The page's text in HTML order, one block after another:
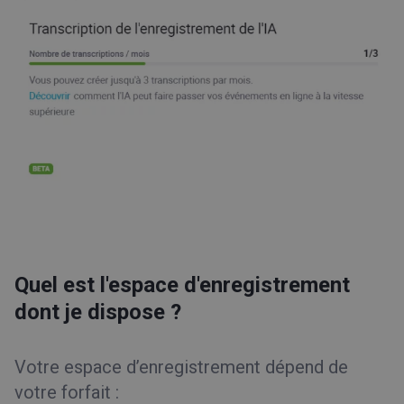
Quel est l'espace d'enregistrement
dont je dispose ?
Votre espace d’enregistrement dépend de
votre forfait :